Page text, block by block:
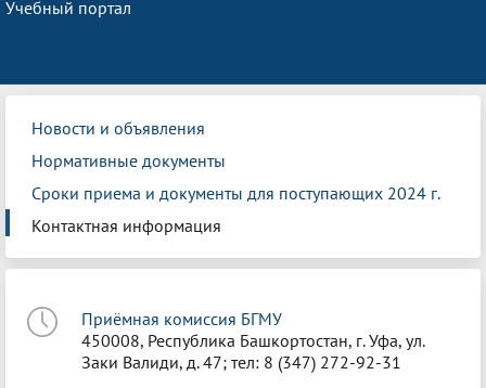
Учебный портал
Новости и объявления
Нормативные документы
Сроки приема и документы для поступающих 2024 г.
Контактная информация
Приёмная комиссия БГМУ
450008, Республика Башкортостан, г. Уфа, ул.
Заки Валиди, д. 47; тел: 8 (347) 272-92-31